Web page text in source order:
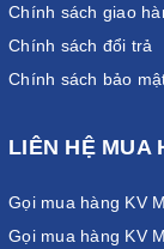
phẩm nội thất
doanh nghiệp
trung hơn hẳn.
làm việc sẽ đảm
công ty. Giúp họ
điểm nổi bật đã
chuộng như:
Chính sách giao
Chính sách đổi trả
Chính sách bảo
LIÊN HỆ MUA
Gọi mua hàng KV
Gọi mua hàng KV